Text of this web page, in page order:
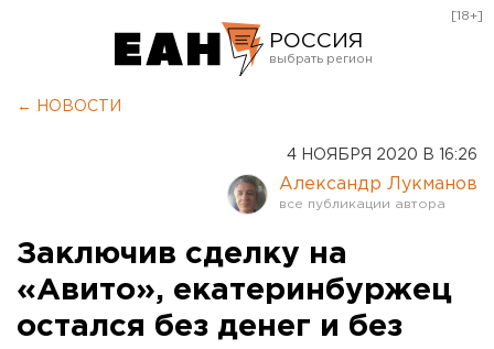
РОССИЯ
Оренбург
[18+]
← НОВОСТИ
4 НОЯБРЯ 2020 В 16:26
Александр Лукманов
Заключив сделку на
«Авито», екатеринбуржец
остался без денег и без